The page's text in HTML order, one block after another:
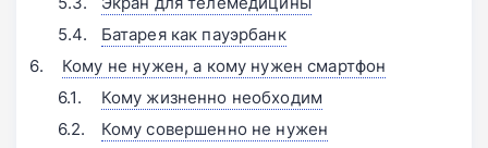
Батарея как пауэрбанк
Кому не нужен, а кому нужен смартфон
Кому жизненно необходим
Кому совершенно не нужен